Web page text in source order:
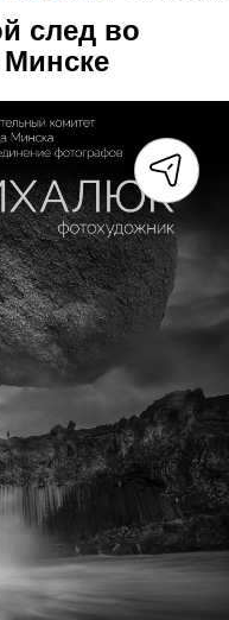
след во